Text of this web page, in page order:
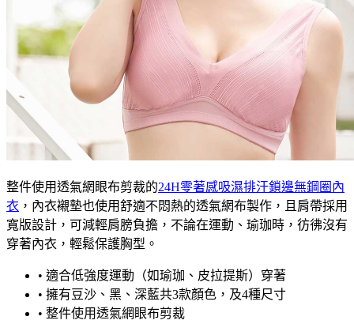
整件使用透氣網眼布剪裁的24H零著感吸濕排汗鎖邊無鋼圈內
衣 ，內衣襯墊也使用舒適不悶熱的透氣網布製作，且肩帶採用
寬版設計，可減輕肩膀負擔，不論在運動、瑜珈時，彷彿沒有
穿著內衣，輕鬆保護胸型。
• 適合低強度運動（如瑜珈、皮拉提斯）穿著
• 擁有豆沙、黑、深藍共3款顏色，及4種尺寸
• 整件使用透氣網眼布剪裁